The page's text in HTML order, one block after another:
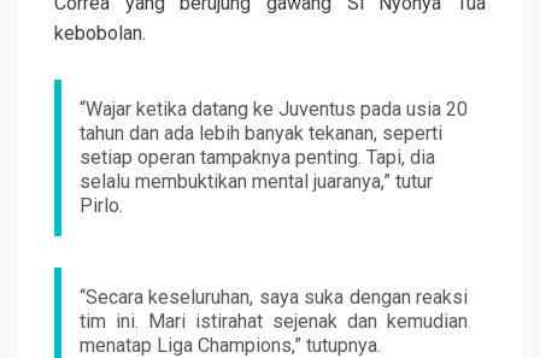
kebobolan.
“Wajar ketika datang ke Juventus pada usia 20
tahun dan ada lebih banyak tekanan, seperti
setiap operan tampaknya penting. Tapi, dia
selalu membuktikan mental juaranya,” tutur
Pirlo.
“Secara keseluruhan, saya suka dengan reaksi
tim ini. Mari istirahat sejenak dan kemudian
menatap Liga Champions,” tutupnya.